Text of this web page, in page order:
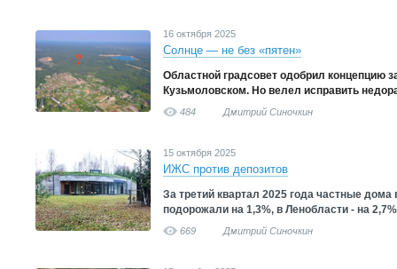
16 октября 2025
Солнце — не без «пятен»
Областной градсовет одобрил концепцию
Кузьмоловском. Но велел исправить
484 Дмитрий Синочкин
15 октября 2025
ИЖС против депозитов
За третий квартал 2025 года частные дома
подорожали на 1,3%, в Ленобласти - на
669 Дмитрий Синочкин